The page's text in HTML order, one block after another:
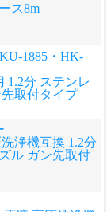
ス8m
1885・HK-
1.2分 ステンレ
取付タイプ
浄機互換 1.2分
ル ガン先取付